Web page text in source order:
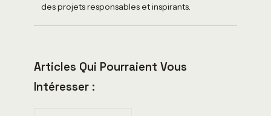
des projets responsables et inspirants.
Articles Qui Pourraient Vous
Intéresser :